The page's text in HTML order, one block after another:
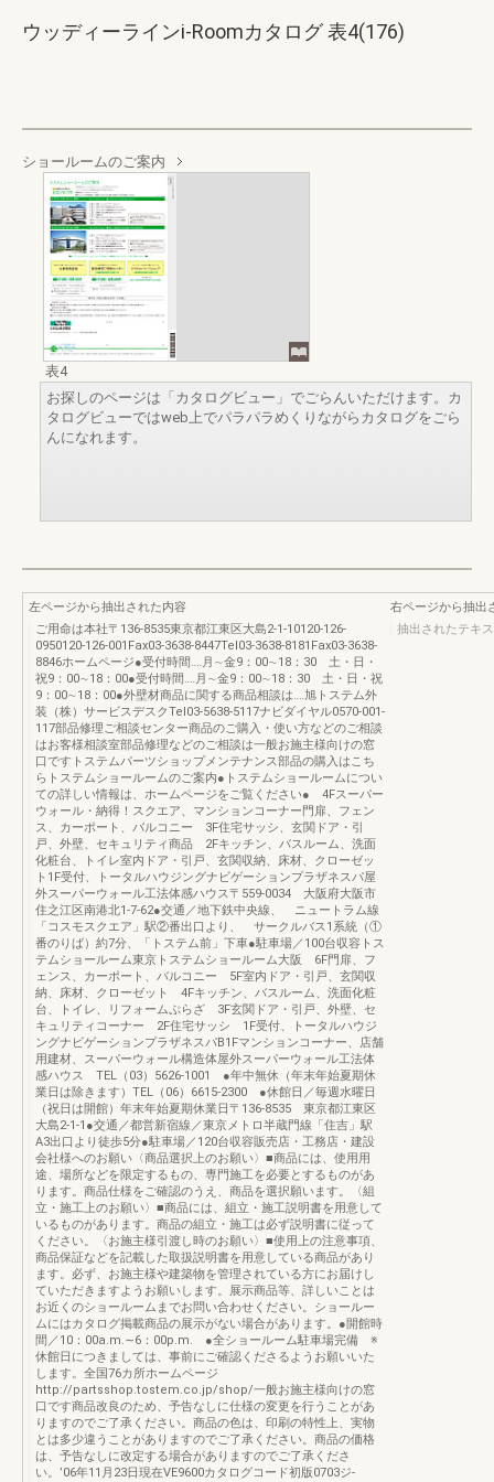
ウッディーラインi-Roomカタログ 表4(176)
ショールームのご案内
表4
お探しのページは「カタログビュー」でごらんいただけます。カ
タログビューではweb上でパラパラめくりながらカタログをごら
んになれます。
左ページから抽出された内容
ご用命は本社〒136-8535東京都江東区大島2-1-10120-126-
0950120-126-001Fax03-3638-8447Tel03-3638-8181Fax03-3638-
8846ホームページ●受付時間‥‥月∼金9：00∼18：30 土・日・
祝9：00∼18：00●受付時間‥‥月∼金9：00∼18：30 土・日・祝
9：00∼18：00●外壁材商品に関する商品相談は‥‥旭トステム外
装（株）サービスデスクTel03-5638-5117ナビダイヤル0570-001-
117部品修理ご相談センター商品のご購入・使い方などのご相談
はお客様相談室部品修理などのご相談は一般お施主様向けの窓
口ですトステムパーツショップメンテナンス部品の購入はこち
らトステムショールームのご案内●トステムショールームについ
ての詳しい情報は、ホームページをご覧ください● 4Fスーパー
ウォール・納得！スクエア、マンションコーナー門扉、フェン
ス、カーポート、バルコニー 3F住宅サッシ、玄関ドア・引
戸、外壁、セキュリティ商品 2Fキッチン、バスルーム、洗面
化粧台、トイレ室内ドア・引戸、玄関収納、床材、クローゼッ
ト1F受付、トータルハウジングナビゲーションプラザネスパ屋
外スーパーウォール工法体感ハウス〒559-0034 大阪府大阪市
住之江区南港北1-7-62●交通／地下鉄中央線、 ニュートラム線
「コスモスクエア」駅②番出口より、 サークルバス1系統（①
番のりば）約7分、「トステム前」下車●駐車場／100台収容トス
テムショールーム東京トステムショールーム大阪 6F門扉、フ
ェンス、カーポート、バルコニー 5F室内ドア・引戸、玄関収
納、床材、クローゼット 4Fキッチン、バスルーム、洗面化粧
台、トイレ、リフォームぷらざ 3F玄関ドア・引戸、外壁、セ
キュリティコーナー 2F住宅サッシ 1F受付、トータルハウジ
ングナビゲーションプラザネスパB1Fマンションコーナー、店舗
用建材、スーパーウォール構造体屋外スーパーウォール工法体
感ハウス TEL（03）5626-1001 ●年中無休（年末年始夏期休
業日は除きます）TEL（06）6615-2300 ●休館日／毎週水曜日
（祝日は開館）年末年始夏期休業日〒136-8535 東京都江東区
大島2-1-1●交通／都営新宿線／東京メトロ半蔵門線「住吉」駅
A3出口より徒歩5分●駐車場／120台収容販売店・工務店・建設
会社様へのお願い〈商品選択上のお願い〉■商品には、使用用
途、場所などを限定するもの、専門施工を必要とするものがあ
ります。商品仕様をご確認のうえ、商品を選択願います。〈組
立・施工上のお願い〉■商品には、組立・施工説明書を用意して
いるものがあります。商品の組立・施工は必ず説明書に従って
ください。〈お施主様引渡し時のお願い〉■使用上の注意事項、
商品保証などを記載した取扱説明書を用意している商品があり
ます。必ず、お施主様や建築物を管理されている方にお届けし
ていただきますようお願いします。展示商品等、詳しいことは
お近くのショールームまでお問い合わせください。ショールー
ムにはカタログ掲載商品の展示がない場合があります。●開館時
間／10：00a.m.∼6：00p.m. ●全ショールーム駐車場完備 ※
休館日につきましては、事前にご確認くださるようお願いいた
します。全国76カ所ホームページ
http://partsshop.tostem.co.jp/shop/一般お施主様向けの窓
口です商品改良のため、予告なしに仕様の変更を行うことがあ
りますのでご了承ください。商品の色は、印刷の特性上、実物
とは多少違うことがありますのでご了承ください。商品の価格
は、予告なしに改定する場合がありますのでご了承くださ
い。’06年11月23日現在VE9600カタログコード初版0703ジ-
右ページから抽出
抽出されたテキ